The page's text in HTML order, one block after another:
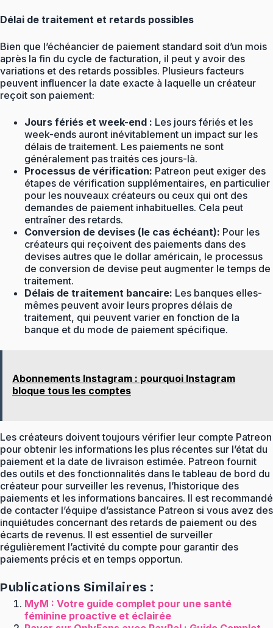
Délai de traitement et retards possibles
Bien que l’échéancier de paiement standard soit d’un mois
après la fin du cycle de facturation, il peut y avoir des
variations et des retards possibles. Plusieurs facteurs
peuvent influencer la date exacte à laquelle un créateur
reçoit son paiement:
Jours fériés et week-end : Les jours fériés et les
week-ends auront inévitablement un impact sur les
délais de traitement. Les paiements ne sont
généralement pas traités ces jours-là.
Processus de vérification: Patreon peut exiger des
étapes de vérification supplémentaires, en particulier
pour les nouveaux créateurs ou ceux qui ont des
demandes de paiement inhabituelles. Cela peut
entraîner des retards.
Conversion de devises (le cas échéant): Pour les
créateurs qui reçoivent des paiements dans des
devises autres que le dollar américain, le processus
de conversion de devise peut augmenter le temps de
traitement.
Délais de traitement bancaire: Les banques elles-
mêmes peuvent avoir leurs propres délais de
traitement, qui peuvent varier en fonction de la
banque et du mode de paiement spécifique.
Abonnements Instagram : pourquoi Instagram
bloque tous les comptes
Les créateurs doivent toujours vérifier leur compte Patreon
pour obtenir les informations les plus récentes sur l’état du
paiement et la date de livraison estimée. Patreon fournit
des outils et des fonctionnalités dans le tableau de bord du
créateur pour surveiller les revenus, l’historique des
paiements et les informations bancaires. Il est recommandé
de contacter l’équipe d’assistance Patreon si vous avez des
inquiétudes concernant des retards de paiement ou des
écarts de revenus. Il est essentiel de surveiller
régulièrement l’activité du compte pour garantir des
paiements précis et en temps opportun.
Publications Similaires :
MyM : Votre guide complet pour une santé
féminine proactive et éclairée